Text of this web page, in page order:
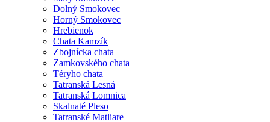
Dolný Smokovec
Horný Smokovec
Hrebienok
Chata Kamzík
Zbojnícka chata
Zamkovského chata
Téryho chata
Tatranská Lesná
Tatranská Lomnica
Skalnaté Pleso
Tatranské Matliare